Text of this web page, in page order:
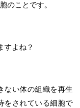
のことです。
すよね？
ない体の組織を再生
をされている細胞で